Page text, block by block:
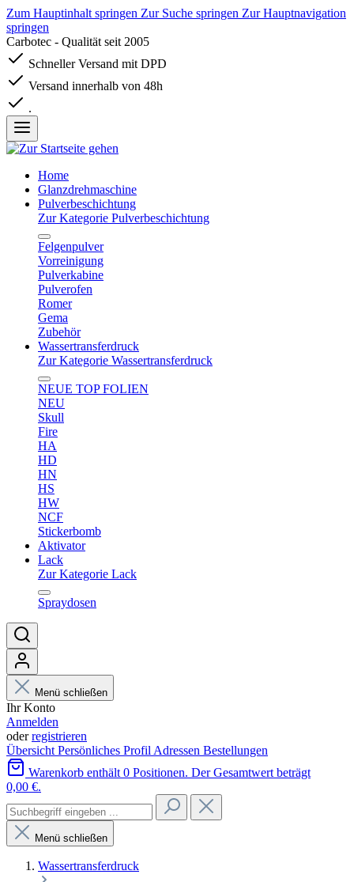
Zum Hauptinhalt springen Zur Suche springen Zur Hauptnavigation
springen
Carbotec - Qualität seit 2005
Schneller Versand mit DPD
Versand innerhalb von 48h
.
Home
Glanzdrehmaschine
Pulverbeschichtung
Zur Kategorie Pulverbeschichtung
Felgenpulver
Vorreinigung
Pulverkabine
Pulverofen
Romer
Gema
Zubehör
Wassertransferdruck
Zur Kategorie Wassertransferdruck
NEUE TOP FOLIEN
NEU
Skull
Fire
HA
HD
HN
HS
HW
NCF
Stickerbomb
Aktivator
Lack
Zur Kategorie Lack
Spraydosen
Menü schließen
Ihr Konto
Anmelden
oderregistrieren
Übersicht Persönliches Profil Adressen Bestellungen
Warenkorb enthält 0 Positionen. Der Gesamtwert beträgt
0,00 €.
Menü schließen
Wassertransferdruck